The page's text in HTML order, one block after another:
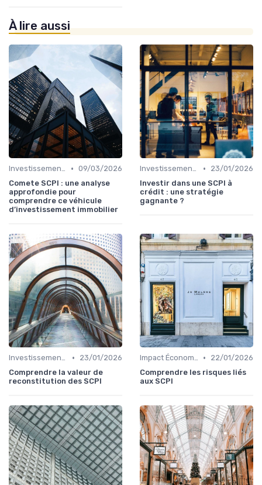
À lire aussi
Investissements Immobiliers Stratégiques • 09/03/2026
Comete SCPI : une analyse
approfondie pour
comprendre ce véhicule
d’investissement immobilier
Investissements Immobiliers Stratégiques •
23/01/2026
Investir dans une SCPI à
crédit : une stratégie
gagnante ?
Investissements Immobiliers Stratégiques •
23/01/2026
Comprendre la valeur de
reconstitution des SCPI
Impact Économique et Financier •
22/01/2026
Comprendre les risques liés
aux SCPI